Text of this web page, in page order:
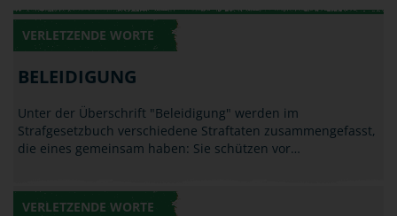
VERLETZENDE WORTE
BELEIDIGUNG
Unter der Überschrift "Beleidigung" werden im
Strafgesetzbuch verschiedene Straftaten zusammengefasst,
die eines gemeinsam haben: Sie schützen vor…
VERLETZENDE WORTE